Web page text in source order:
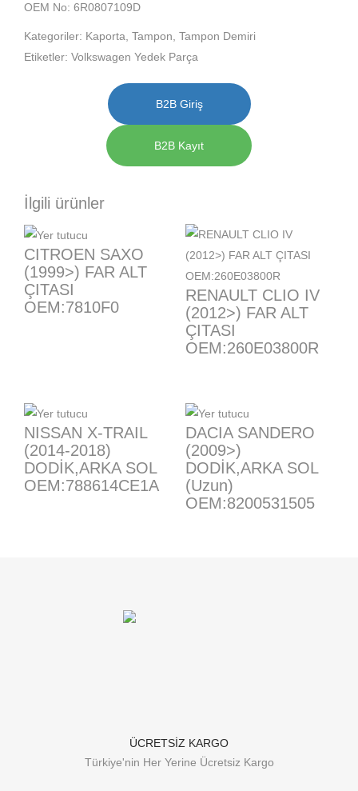
OEM No: 6R0807109D
Kategoriler: Kaporta Tampon Tampon Demiri
Etiketler: Volkswagen Yedek Parça
B2B Giriş
B2B Kayıt
İlgili ürünler
CITROEN SAXO
(1999>) FAR ALT
ÇITASI
OEM:7810F0
RENAULT CLIO IV
(2012>) FAR ALT
ÇITASI
OEM:260E03800R
NISSAN X-TRAIL
(2014-2018)
DODİK,ARKA SOL
OEM:788614CE1A
DACIA SANDERO
(2009>)
DODİK,ARKA SOL
(Uzun)
OEM:8200531505
ÜCRETSİZ KARGO
Türkiye'nin Her Yerine Ücretsiz Kargo